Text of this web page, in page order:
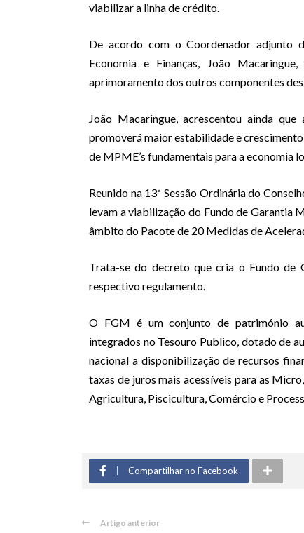
viabilizar a linha de crédito.
De acordo com o Coordenador adjunto
Economia e Finanças, João
aprimoramento dos outros componentes
João Macaringue, acrescentou ainda
promoverá maior estabilidade e
de MPME’s fundamentais para a economia
Reunido na 13ª Sessão Ordinária do
levam a viabilização do Fundo de Garantia
âmbito do Pacote de 20 Medidas de
Trata-se do decreto que cria o Fundo de
respectivo regulamento.
O FGM é um conjunto de património
integrados no Tesouro Publico, dotado de
nacional a disponibilização de recursos
taxas de juros mais acessíveis para as
Agricultura, Piscicultura, Comércio e
Compartilhar no Facebook
Artigo anterior